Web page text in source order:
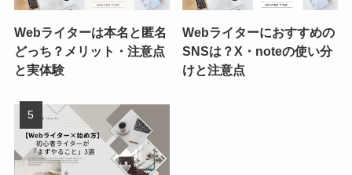
Webライターは本名と匿名
どっち？メリット・注意点
と実体験
Webライターにおすすめの
SNSは？X・noteの使い分
けと注意点